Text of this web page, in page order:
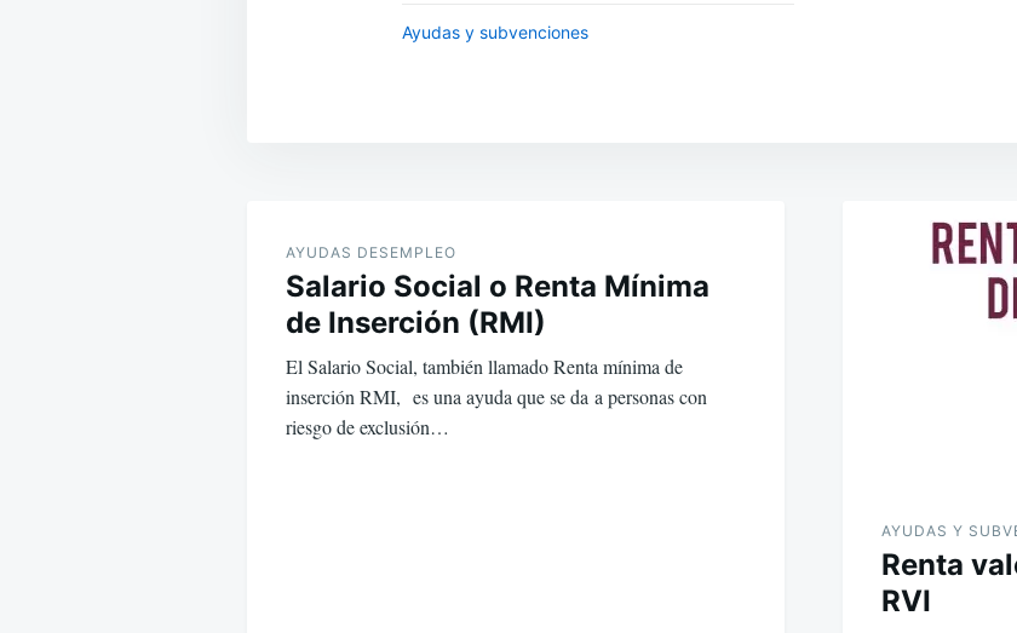
Ayudas y subvenciones
de
entradas
AYUDAS DESEMPLEO
Salario Social o Renta Mínima
de Inserción (RMI)
El Salario Social, también llamado Renta mínima de
inserción RMI, es una ayuda que se da a personas con
riesgo de exclusión…
AYUDAS Y
Renta
RVI